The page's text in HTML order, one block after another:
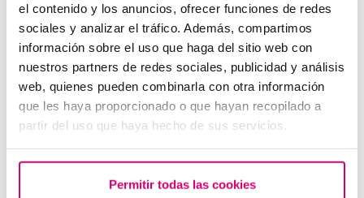
el contenido y los anuncios, ofrecer funciones de redes
sociales y analizar el tráfico. Además, compartimos
información sobre el uso que haga del sitio web con
nuestros partners de redes sociales, publicidad y análisis
web, quienes pueden combinarla con otra información
que les haya proporcionado o que hayan recopilado a
partir del uso que haya hecho de sus servicios.
Permitir todas las cookies
Flujo marrón: causas, relación con la regla y el
embarazo